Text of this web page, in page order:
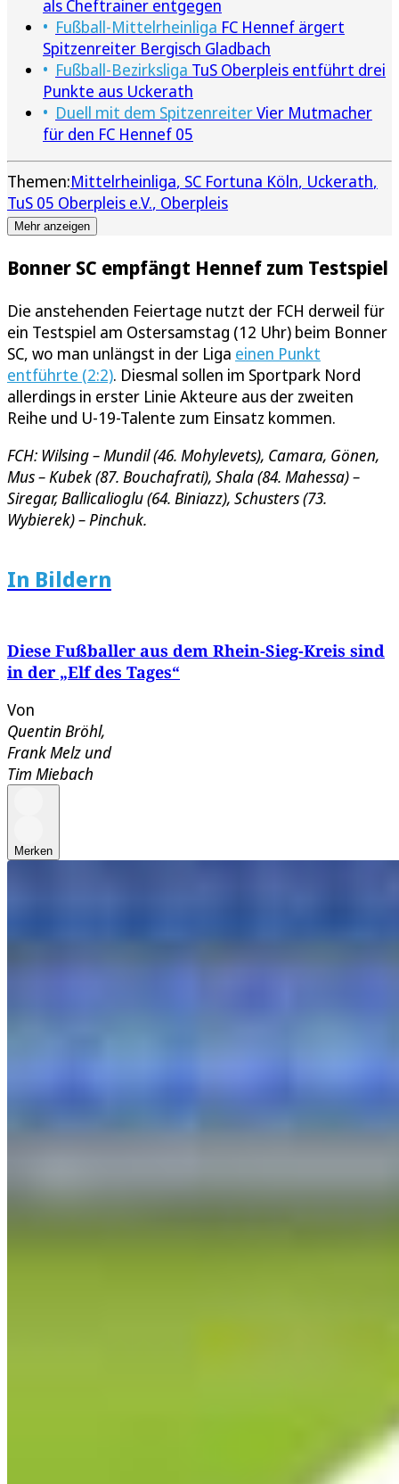
als Cheftrainer entgegen
Fußball-Mittelrheinliga FC Hennef ärgert
Spitzenreiter Bergisch Gladbach
Fußball-Bezirksliga TuS Oberpleis entführt drei
Punkte aus Uckerath
Duell mit dem SpitzenreiterVier Mutmacher
für den FC Hennef 05
Themen:Mittelrheinliga SC Fortuna Köln Uckerath
TuS 05 Oberpleis e.V. Oberpleis
Mehr anzeigen
Bonner SC empfängt Hennef zum Testspiel
Die anstehenden Feiertage nutzt der FCH derweil für
ein Testspiel am Ostersamstag (12 Uhr) beim Bonner
SC, wo man unlängst in der Liga einen Punkt
entführte (2:2). Diesmal sollen im Sportpark Nord
allerdings in erster Linie Akteure aus der zweiten
Reihe und U-19-Talente zum Einsatz kommen.
FCH: Wilsing – Mundil (46. Mohylevets), Camara, Gönen,
Mus – Kubek (87. Bouchafrati), Shala (84. Mahessa) –
Siregar, Ballicalioglu (64. Biniazz), Schusters (73.
Wybierek) – Pinchuk.
In Bildern
Diese Fußballer aus dem Rhein-Sieg-Kreis sind
in der „Elf des Tages“
Von
Quentin Bröhl,
Frank Melz und
Tim Miebach
Merken